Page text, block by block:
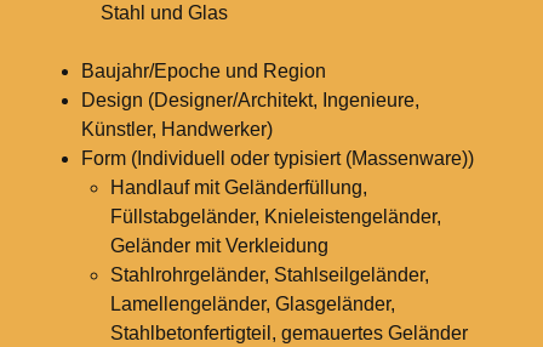
Stahl und Glas
Baujahr/Epoche und Region
Design (Designer/Architekt, Ingenieure,
Künstler, Handwerker)
Form (Individuell oder typisiert (Massenware))
Handlauf mit Geländerfüllung,
Füllstabgeländer, Knieleistengeländer,
Geländer mit Verkleidung
Stahlrohrgeländer, Stahlseilgeländer,
Lamellengeländer, Glasgeländer,
Stahlbetonfertigteil, gemauertes Geländer